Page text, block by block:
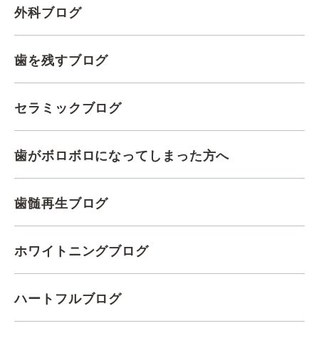
外科ブログ
歯を残すブログ
セラミックブログ
歯がボロボロになってしまった方へ
歯髄再生ブログ
ホワイトニングブログ
ハートフルブログ